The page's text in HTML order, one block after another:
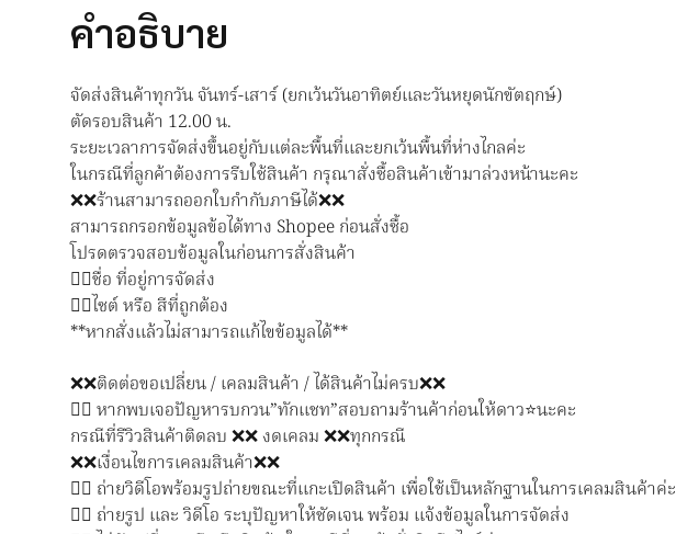
คำอธิบาย
จัดส่งสินค้าทุกวัน จันทร์-เสาร์ (ยกเว้นวันอาทิตย์และวันหยุดนักขัตฤกษ์)
ตัดรอบสินค้า 12.00 น.
ระยะเวลาการจัดส่งขึ้นอยู่กับแต่ละพื้นที่และยกเว้นพื้นที่ห่างไกลค่ะ
ในกรณีที่ลูกค้าต้องการรีบใช้สินค้า กรุณาสั่งซื้อสินค้าเข้ามาล่วงหน้านะคะ
❌❌ร้านสามารถออกใบกำกับภาษีได้❌❌
สามารถกรอกข้อมูลข้อได้ทาง Shopee ก่อนสั่งซื้อ
โปรดตรวจสอบข้อมูลในก่อนการสั่งสินค้า
👉🏻ชื่อ ที่อยู่การจัดส่ง
👉🏻ไซต์ หรือ สีที่ถูกต้อง
**หากสั่งแล้วไม่สามารถแก้ไขข้อมูลได้**
❌❌ติดต่อขอเปลี่ยน / เคลมสินค้า / ได้สินค้าไม่ครบ❌❌
👉🏻 หากพบเจอปัญหารบกวน”ทักแชท”สอบถามร้านค้าก่อนให้ดาว⭐️นะคะ
กรณีที่รีวิวสินค้าติดลบ ❌❌ งดเคลม ❌❌ทุกกรณี
❌❌เงื่อนไขการเคลมสินค้า❌❌
👉🏻 ถ่ายวิดีโอพร้อมรูปถ่ายขณะที่แกะเปิดสินค้า เพื่อใช้เป็นหลักฐานในการเคลมสินค้าค่ะ
👉🏻 ถ่ายรูป และ วิดีโอ ระบุปัญหาให้ชัดเจน พร้อม แจ้งข้อมูลในการจัดส่ง